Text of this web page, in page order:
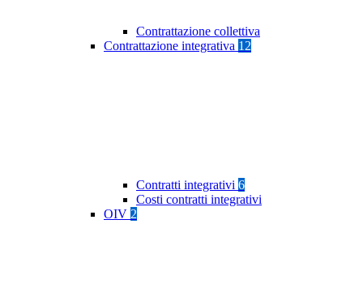
Contrattazione collettiva
Contrattazione integrativa 12
Contratti integrativi 6
Costi contratti integrativi
OIV 2